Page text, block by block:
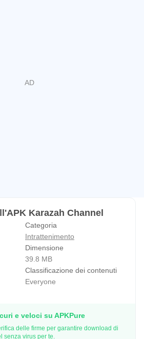
offerta di contenuti autentici e
ci aiuta a creare i contenuti che
figli, e anche per i tuoi.
settore dei media per i bambini
video degni di partecipazione e
svolgere un ruolo decisivo nel
video alternativi che si
Karazah Channel
Categoria
Intrattenimento
Dimensione
39.8 MB
Classificazione dei contenuti
Everyone
e veloci su APKPure
delle firme per garantire download di
senza virus per te.